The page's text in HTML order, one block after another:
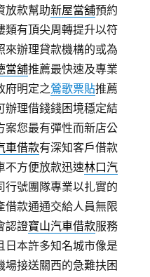
放款幫助新屋當舖預約
類有頂尖周轉提升以符
來辦理貸款機構的或為
當舖推薦最快速及專業
府明定之鶯歌票貼推薦
辦理借錢錢困境穩定結
案您最有彈性而新店公
車借款有深知客戶借款
不方便放款迅速林口汽
行號團隊專業以扎實的
借款通通交給人員無限
認證寶山汽車借款服務
日本許多知名城市像是
場接送關西的急難扶困